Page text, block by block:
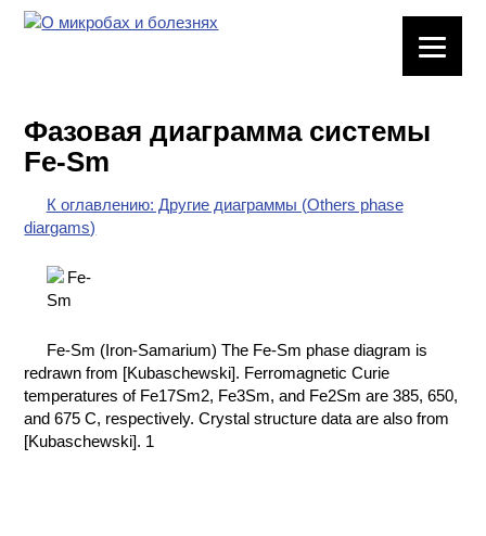
ХИМИЧЕСКАЯ
ПОСУДА
ВРЕДНЫЕ
ФАКТОРЫ
ХИМИЯ НА
ПРОИЗВОДСТВЕ
И ХИМИЧЕСКАЯ
Фазовая диаграмма системы
Fe-Sm
К оглавлению: Другие диаграммы (Others phase
diargams)
Fe-Sm (Iron-Samarium) The Fe-Sm phase diagram is
redrawn from [Kubaschewski]. Ferromagnetic Curie
temperatures of Fe17Sm2, Fe3Sm, and Fe2Sm are 385, 650,
and 675 C, respectively. Crystal structure data are also from
[Kubaschewski]. 1